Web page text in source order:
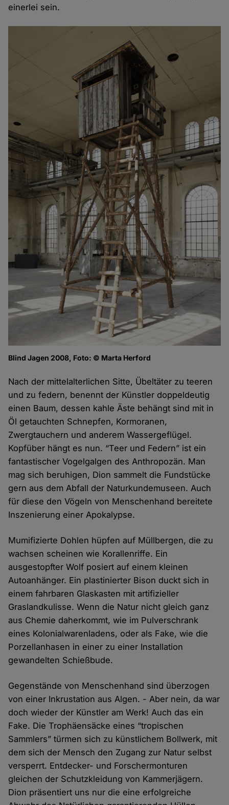
einerlei sein.
Blind Jagen 2008, Foto: © Marta Herford
Nach der mittelalterlichen Sitte, Übeltäter zu teeren
und zu federn, benennt der Künstler doppeldeutig
einen Baum, dessen kahle Äste behängt sind mit in
Öl getauchten Schnepfen, Kormoranen,
Zwergtauchern und anderem Wassergeflügel.
Kopfüber hängt es nun. “Teer und Federn” ist ein
fantastischer Vogelgalgen des Anthropozän. Man
mag sich beruhigen, Dion sammelt die Fundstücke
gern aus dem Abfall der Naturkundemuseen. Auch
für diese den Vögeln von Menschenhand bereitete
Inszenierung einer Apokalypse.
Mumifizierte Dohlen hüpfen auf Müllbergen, die zu
wachsen scheinen wie Korallenriffe. Ein
ausgestopfter Wolf posiert auf einem kleinen
Autoanhänger. Ein plastinierter Bison duckt sich in
einem fahrbaren Glaskasten mit artifizieller
Graslandkulisse. Wenn die Natur nicht gleich ganz
aus Chemie daherkommt, wie im Pulverschrank
eines Kolonialwarenladens, oder als Fake, wie die
Porzellanhasen in einer zu einer Installation
gewandelten Schießbude.
Gegenstände von Menschenhand sind überzogen
von einer Inkrustation aus Algen. - Aber nein, da war
doch wieder der Künstler am Werk! Auch das ein
Fake. Die Trophäensäcke eines “tropischen
Sammlers” türmen sich zu künstlichem Bollwerk, mit
dem sich der Mensch den Zugang zur Natur selbst
versperrt. Entdecker- und Forschermonturen
gleichen der Schutzkleidung von Kammerjägern.
Dion präsentiert uns nur die eine erfolgreiche